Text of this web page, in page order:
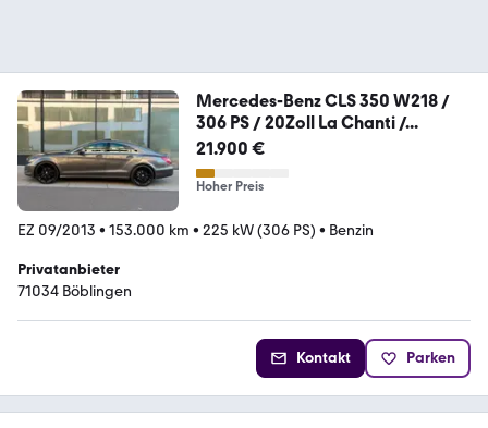
Mercedes-Benz CLS 350 W218 /
306 PS / 20Zoll La Chanti /...
21.900 €
Hoher Preis
EZ 09/2013 • 153.000 km • 225 kW (306 PS) • Benzin
Privatanbieter
71034 Böblingen
Kontakt Parken